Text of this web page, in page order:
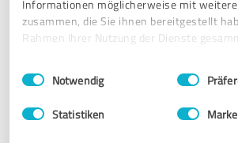
Informationen möglicherweise mit
zusammen, die Sie ihnen bereitgestellt
Rahmen Ihrer Nutzung der Dienste
Impressum Datenschutzbestimmungen
Einwilligungsauswahl
Notwendig
Statistiken
perfekt versichert zu sein. Alles ist
den
Abläufen. Klare Weiterempfehlung!
Kundenzufriedenheitsumfrage